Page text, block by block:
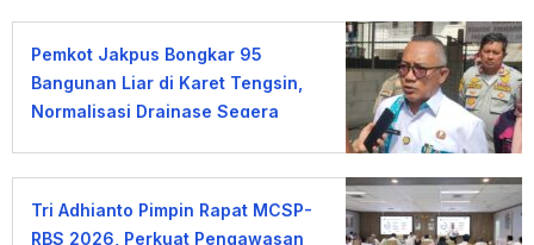
Pemkot Jakpus Bongkar 95
Bangunan Liar di Karet Tengsin,
Normalisasi Drainase Segera
Tri Adhianto Pimpin Rapat MCSP-
RBS 2026, Perkuat Pengawasan